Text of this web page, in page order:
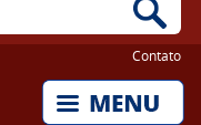
Contato